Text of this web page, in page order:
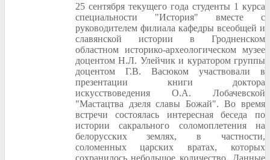
25 сентября текущего года студенты 1 курса
специальности "История" вместе с
руководителем филиала кафедры всеобщей и
славянской истории в Гродненском
областном историко-археологическом музее
доцентом Н.Л. Улейчик и куратором группы
доцентом Г.В. Васюком участвовали в
презентации книги доктора
искусствоведения О.А. Лобачевской
"Мастацтва дзеля славы Божай". Во время
встречи состоялась интересная беседа по
истории сакрального соломоплетения на
белорусских землях, в частности,
соломенных царских вратах, которых
сохранилось небольшое количество. Данные